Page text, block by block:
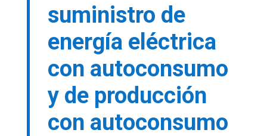
suministro de
energía eléctrica
con autoconsumo
y de producción
con autoconsumo